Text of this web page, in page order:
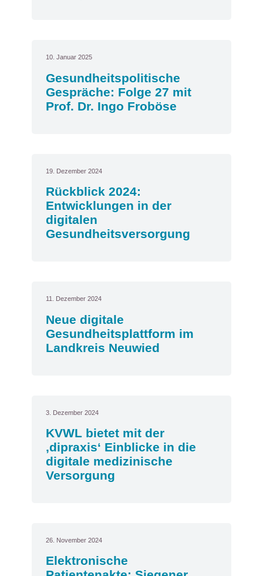
10. Januar 2025
Gesundheitspolitische
Gespräche: Folge 27 mit
Prof. Dr. Ingo Froböse
19. Dezember 2024
Rückblick 2024:
Entwicklungen in der
digitalen
Gesundheitsversorgung
11. Dezember 2024
Neue digitale
Gesundheitsplattform im
Landkreis Neuwied
3. Dezember 2024
KVWL bietet mit der
‚dipraxis‘ Einblicke in die
digitale medizinische
Versorgung
26. November 2024
Elektronische